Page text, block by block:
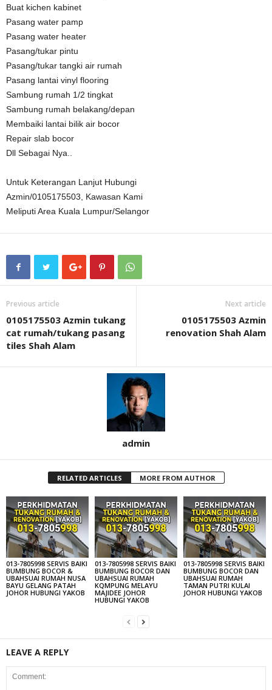
Buat kichen kabinet
Pasang water pamp
Pasang water heater
Pasang/tukar pintu
Pasang/tukar tangki air rumah
Pasang lantai vinyl flooring
Sambung rumah 1/2 tingkat
Sambung rumah belakang/depan
Membaiki lantai bilik air bocor
Repair slab bocor
Dll Sebagai Nya..
Untuk Keterangan Lanjut Hubungi
Azmin/0105175503, Kawasan Kami
Meliputi Area Kuala Lumpur/Selangor
Previous article
0105175503 Azmin tukang
cat rumah/tukang pasang
tiles Shah Alam
Next article
0105175503 Azmin
renovation Shah Alam
admin
RELATED ARTICLES MORE FROM AUTHOR
013-7805998 SERVIS BAIKI
BUMBUNG BOCOR &
UBAHSUAI RUMAH NUSA
BAYU GELANG PATAH
JOHOR HUBUNGI YAKOB
013-7805998 SERVIS BAIKI
BUMBUNG BOCOR DAN
UBAHSUAI RUMAH
KQMPUNG MELAYU
MAJIDEE JOHOR
HUBUNGI YAKOB
013-7805998 SERVIS BAIKI
BUMBUNG BOCOR DAN
UBAHSUAI RUMAH
TAMAN PUTRI KULAI
JOHOR HUBUNGI YAKOB
LEAVE A REPLY